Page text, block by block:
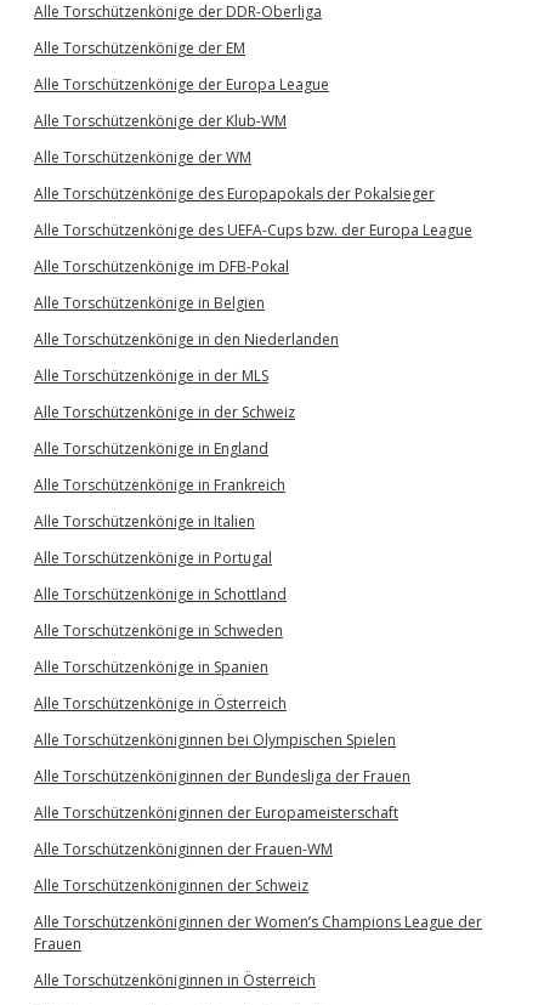
Alle Torschützenkönige der DDR-Oberliga
Alle Torschützenkönige der EM
Alle Torschützenkönige der Europa League
Alle Torschützenkönige der Klub-WM
Alle Torschützenkönige der WM
Alle Torschützenkönige des Europapokals der Pokalsieger
Alle Torschützenkönige des UEFA-Cups bzw. der Europa League
Alle Torschützenkönige im DFB-Pokal
Alle Torschützenkönige in Belgien
Alle Torschützenkönige in den Niederlanden
Alle Torschützenkönige in der MLS
Alle Torschützenkönige in der Schweiz
Alle Torschützenkönige in England
Alle Torschützenkönige in Frankreich
Alle Torschützenkönige in Italien
Alle Torschützenkönige in Portugal
Alle Torschützenkönige in Schottland
Alle Torschützenkönige in Schweden
Alle Torschützenkönige in Spanien
Alle Torschützenkönige in Österreich
Alle Torschützenköniginnen bei Olympischen Spielen
Alle Torschützenköniginnen der Bundesliga der Frauen
Alle Torschützenköniginnen der Europameisterschaft
Alle Torschützenköniginnen der Frauen-WM
Alle Torschützenköniginnen der Schweiz
Alle Torschützenköniginnen der Women’s Champions League der
Frauen
Alle Torschützenköniginnen in Österreich